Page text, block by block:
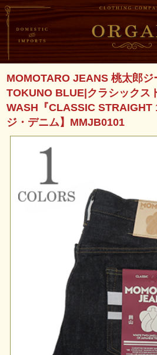
MOMOTARO JEANS 桃太郎ジ
TOKUNO BLUE|クラシックス
WASH『CLASSIC STRAIGHT
ジ・デニム】MMJB0101